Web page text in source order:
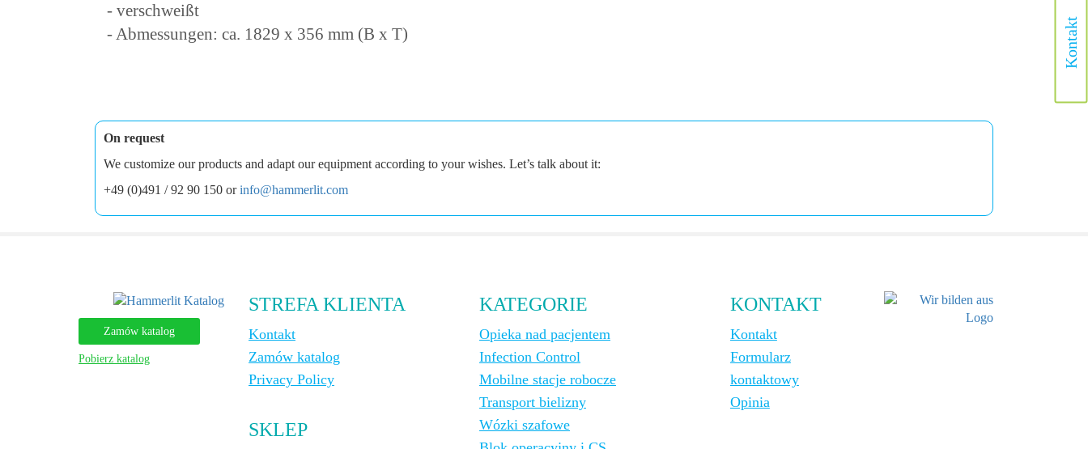
- verschweißt
- Abmessungen: ca. 1829 x 356 mm (B x T)
On request
We customize our products and adapt our equipment according to your wishes. Let’s talk about it:
+49 (0)491 / 92 90 150 orinfo@hammerlit.com
Zamów katalog
Pobierz katalog
STREFA KLIENTA
Kontakt
Zamów katalog
Privacy Policy
SKLEP
KATEGORIE
Opieka nad pacjentem
Infection Control
Mobilne stacje robocze
Transport bielizny
Wózki szafowe
KONTAKT
Kontakt
Formularz
kontaktowy
Opinia
Kontakt